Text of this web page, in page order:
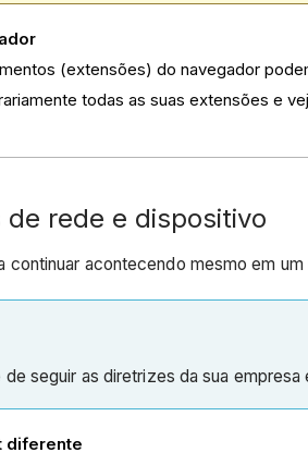
(extensões) do navegador
todas as suas extensões e
rede e dispositivo
acontecendo mesmo em
seguir as diretrizes da sua
diferente